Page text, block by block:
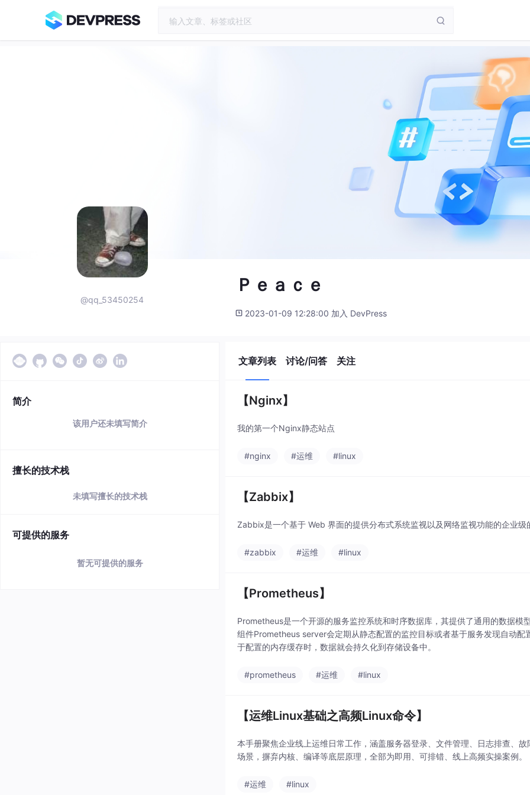
@qq_53450254
Ｐｅａｃｅ
2023-01-09 12:28:00 加入 DevPress
简介
该用户还未填写简介
擅长的技术栈
未填写擅长的技术栈
可提供的服务
暂无可提供的服务
文章列表 讨论/问答 关注
【Nginx】
我的第一个Nginx静态站点
#nginx #运维 #linux
【Zabbix】
Zabbix是一个基于 Web 界面的提供分布式系统监视以及网络监视功能的企业级
#zabbix #运维 #linux
【Prometheus】
Prometheus是一个开源的服务监控系统和时序数据库，其提供了通用的数据模
组件Prometheus server会定期从静态配置的监控目标或者基于服务发现自动配
于配置的内存缓存时，数据就会持久化到存储设备中。
#prometheus #运维 #linux
【运维Linux基础之高频Linux命令】
本手册聚焦企业线上运维日常工作，涵盖服务器登录、文件管理、日志排查、
场景，摒弃内核、编译等底层原理，全部为即用、可排错、线上高频实操案例。
#运维 #linux